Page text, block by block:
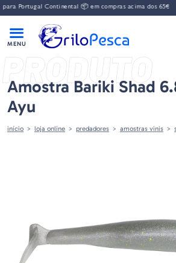
Portugal Continental 📦 em compras acima dos 65€
PRODUTO
Amostra Bariki Shad
Ayu
início loja online predadores amostras vinis